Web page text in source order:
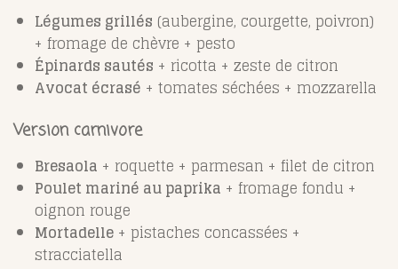
Légumes grillés (aubergine, courgette, poivron)
+ fromage de chèvre + pesto
Épinards sautés + ricotta + zeste de citron
Avocat écrasé + tomates séchées + mozzarella
Version carnivore
Bresaola + roquette + parmesan + filet de citron
Poulet mariné au paprika + fromage fondu +
oignon rouge
Mortadelle + pistaches concassées +
stracciatella